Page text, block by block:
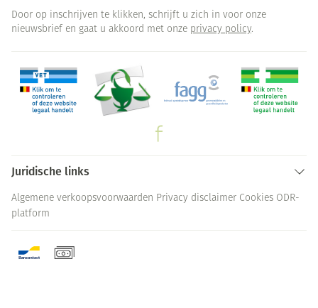
Door op inschrijven te klikken, schrijft u zich in voor onze
nieuwsbrief en gaat u akkoord met onze privacy policy.
Juridische links
Algemene verkoopsvoorwaarden Privacy disclaimer Cookies ODR-
platform